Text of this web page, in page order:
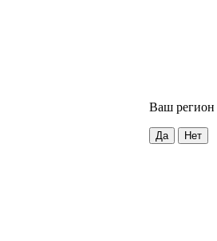
Ваш регион